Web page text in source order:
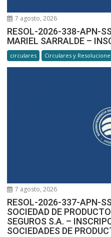
7 agosto, 2026
RESOL-2026-338-APN-
MARIEL SARRALDE –
circulares Circulares y
7 agosto, 2026
RESOL-2026-337-APN-
SOCIEDAD DE
SEGUROS S.A. –
SOCIEDADES DE